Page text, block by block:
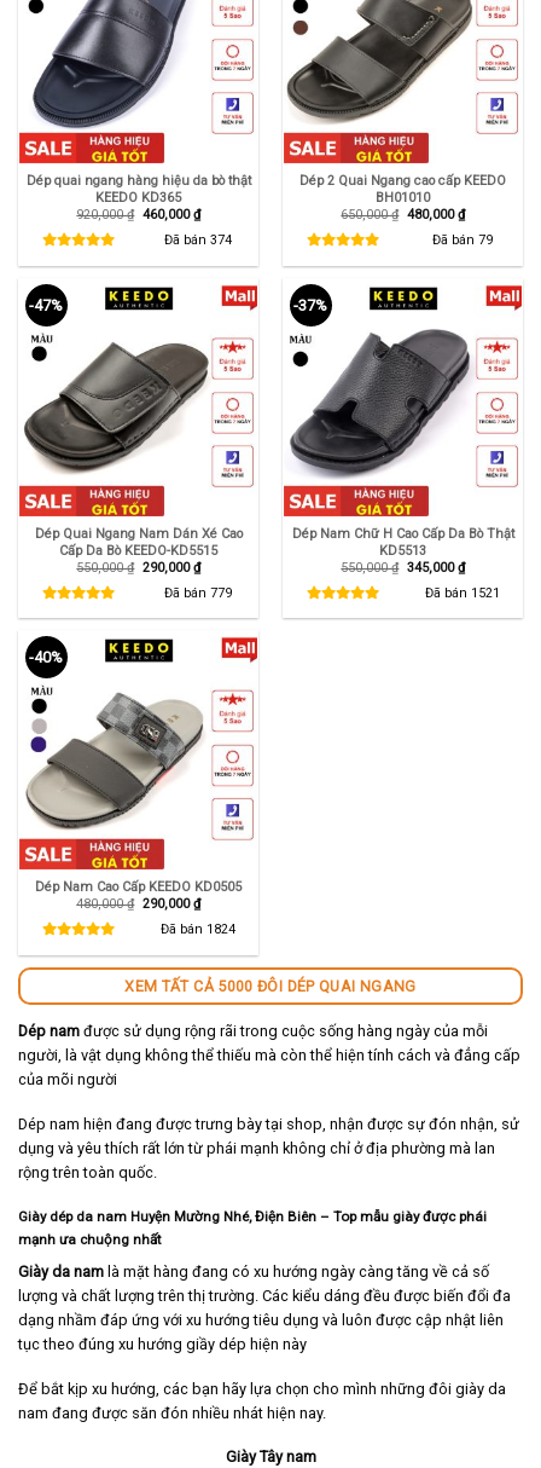
Dép quai ngang hàng hiệu da bò thật
KEEDO KD365
920,000₫ Giá
460,000₫Giá
hiện
tại
Đã bán 374
Dép 2 Quai Ngang cao cấp KEEDO
BH01010
650,000₫ Giá
480,000₫Giá
hiện
tại
Đã bán 79
-47%
Dép Quai Ngang Nam Dán Xé Cao
Cấp Da Bò KEEDO-KD5515
550,000₫ Giá
550,000 ₫.
290,000₫Giá
hiện
tại
là:
290,000 ₫.
Đã bán 779
-37%
Dép Nam Chữ H Cao Cấp Da Bò Thật
KD5513
550,000₫ Giá
550,000 ₫.
345,000₫Giá
hiện
tại
là:
345,000 ₫.
Đã bán 1521
-40%
Dép Nam Cao Cấp KEEDO KD0505
480,000₫ Giá
290,000₫Giá
hiện
tại
Đã bán 1824
XEM TẤT CẢ 5000 ĐÔI DÉP QUAI NGANG
Dép nam được sử dụng rộng rãi trong cuộc sống hàng ngày của mỗi
người, là vật dụng không thể thiếu mà còn thể hiện tính cách và đẳng cấp
của mõi người
Dép nam hiện đang được trưng bày tại shop, nhận được sự đón nhận, sử
dụng và yêu thích rất lớn từ phái mạnh không chỉ ở địa phường mà lan
rộng trên toàn quốc.
Giày dép da nam Huyện Mường Nhé, Điện Biên – Top mẫu giày được phái
mạnh ưa chuộng nhất
Giày da nam là mặt hàng đang có xu hướng ngày càng tăng về cả số
lượng và chất lượng trên thị trường. Các kiểu dáng đều được biến đổi đa
dạng nhầm đáp ứng với xu hướng tiêu dụng và luôn được cập nhật liên
tục theo đúng xu hướng giầy dép hiện này
Để bắt kịp xu hướng, các bạn hãy lựa chọn cho mình những đôi giày da
nam đang được săn đón nhiều nhát hiện nay.
Giày Tây nam